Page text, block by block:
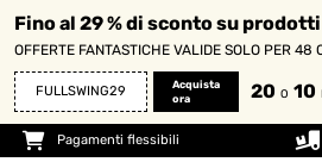
Fino al 29 % di sconto su
OFFERTE FANTASTICHE VALIDE SOLO PER 48
FULLSWING29
Acquista
ora
20 O 10
Pagamenti flessibili